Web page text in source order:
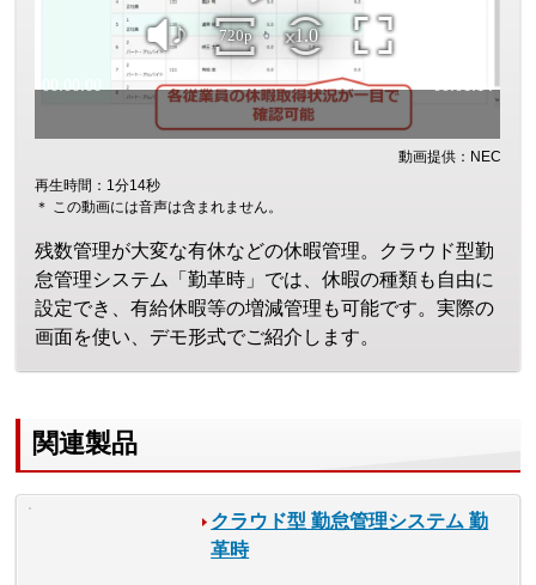
動画提供：NEC
再生時間：1分14秒
＊ この動画には音声は含まれません。
残数管理が大変な有休などの休暇管理。クラウド型勤
怠管理システム「勤革時」では、休暇の種類も自由に
設定でき、有給休暇等の増減管理も可能です。実際の
画面を使い、デモ形式でご紹介します。
関連製品
クラウド型 勤怠管理システム 勤
革時